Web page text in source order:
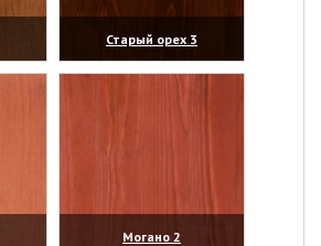
Старый орех 3
(увеличить)
Могано 2